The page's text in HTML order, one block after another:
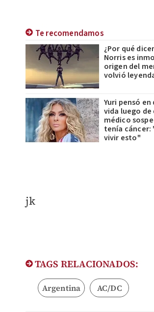
Te recomendamos
¿Por qué
Norris es
origen del
volvió
Yuri pensó
vida luego de
médico
tenía cáncer:
vivir esto"
jk
TAGS RELACIONADOS:
Argentina AC/DC